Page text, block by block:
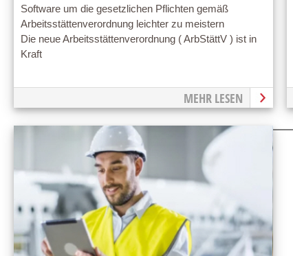
Software um die gesetzlichen Pflichten gemäß
Arbeitsstättenverordnung leichter zu meistern
Die neue Arbeitsstättenverordnung ( ArbStättV ) ist in
Kraft
MEHR LESEN